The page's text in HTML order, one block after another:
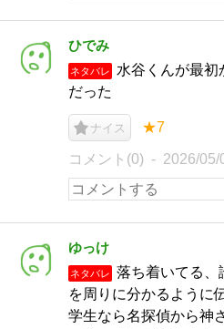
ひでみ
ネタバレ
水谷くんが最初
だった
ナイス ★7
コメント(0) 2026/05/
ゆっけ
ネタバレ
落ち着いてる、
を周りに分かるように
学生なら名探偵から神